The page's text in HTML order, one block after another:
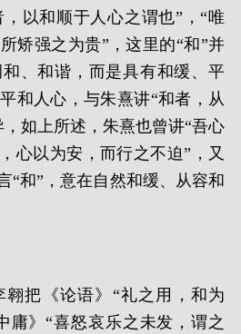
，以和顺于人心之谓也”，“唯
矫强之为贵”，这里的“和”并
、和谐，而是具有和缓、平
和人心，与朱熹讲“和者，从
如上所述，朱熹也曾讲“吾心
心以为安，而行之不迫”，又
“和”，意在自然和缓、从容和
把《论语》“礼之用，和为
庸》“喜怒哀乐之未发，谓之